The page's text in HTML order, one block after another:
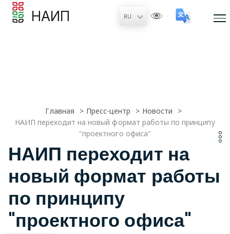
НАИП
Главная Пресс-центр
Новости
НАИП переходит на новый формат работы по принципу
"проектного офиса"
НАИП переходит на
новый формат работы
по принципу
"проектного офиса"